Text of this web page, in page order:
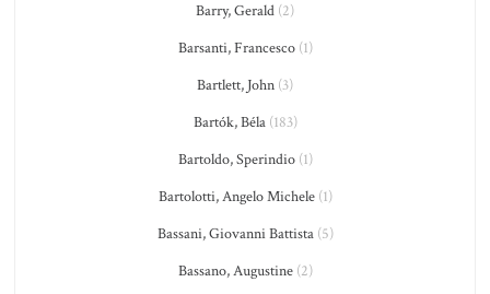
Barry, Gerald (2)
Barsanti, Francesco(1)
Bartlett, John (3)
Bartók, Béla(183)
Bartoldo, Sperindio(1)
Bartolotti, Angelo Michele(1)
Bassani, Giovanni Battista(5)
Bassano, Augustine(2)